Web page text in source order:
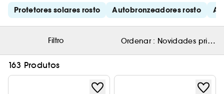
Saltar os links rápidos
Protetores solares rosto Autobronzeadores rosto
Filtro Ordenar : Novidades
163 Produtos